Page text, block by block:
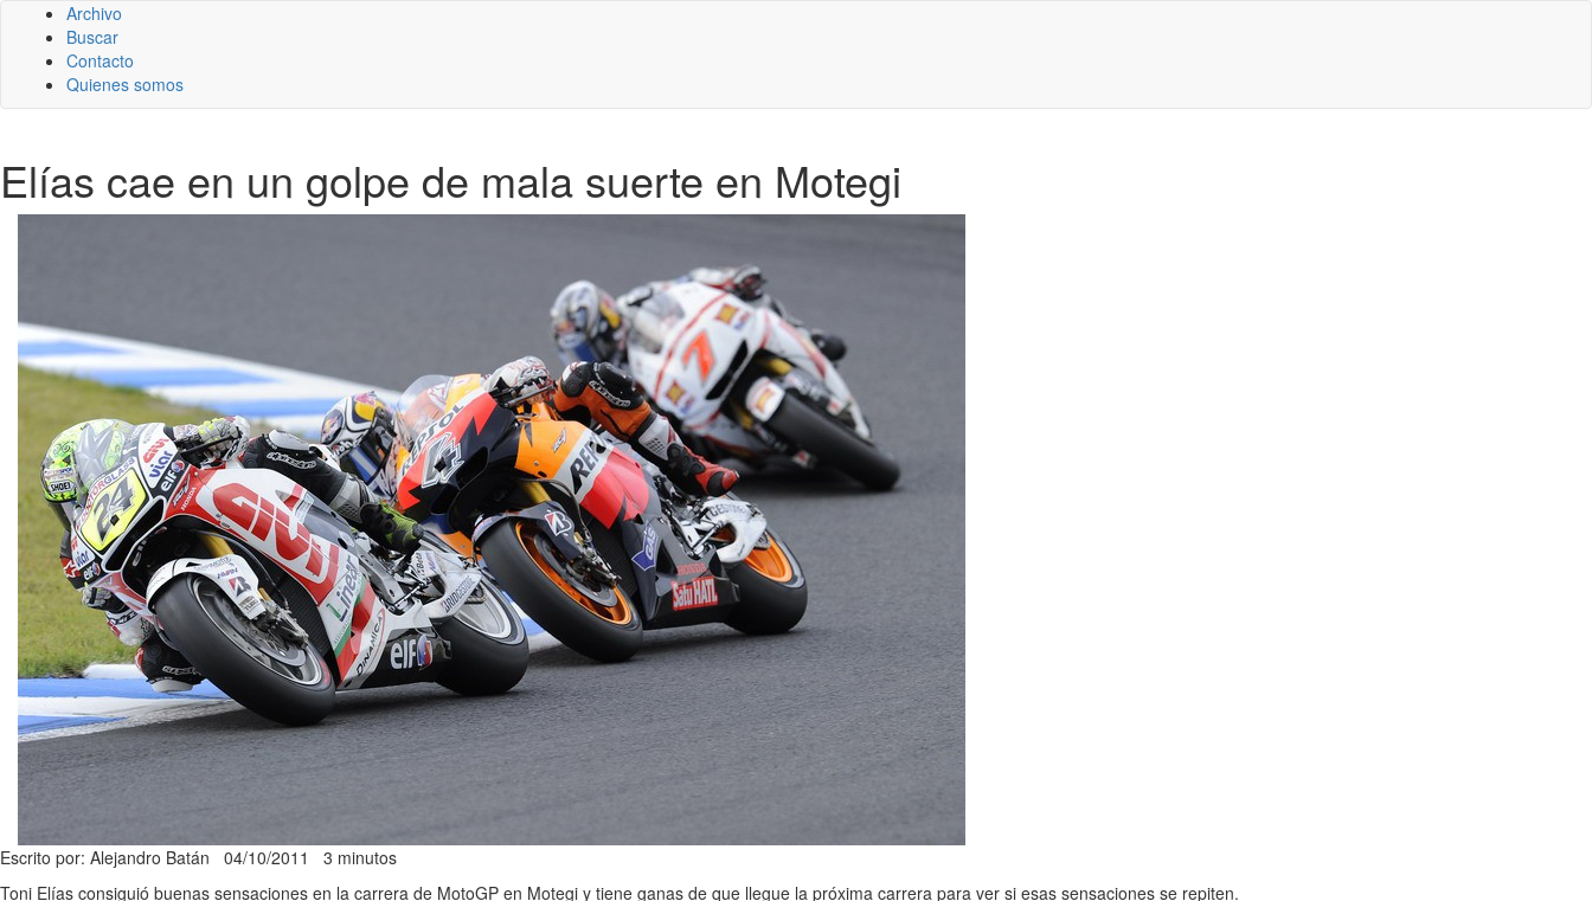
Archivo
Buscar
Contacto
Quienes somos
Elías cae en un golpe de mala suerte en Motegi
Escrito por: Alejandro Batán 04/10/2011 3 minutos
Toni Elías consiguió buenas sensaciones en la carrera de MotoGP en Motegi y tiene ganas de que llegue la próxima carrera para ver si esas sensaciones se repiten.